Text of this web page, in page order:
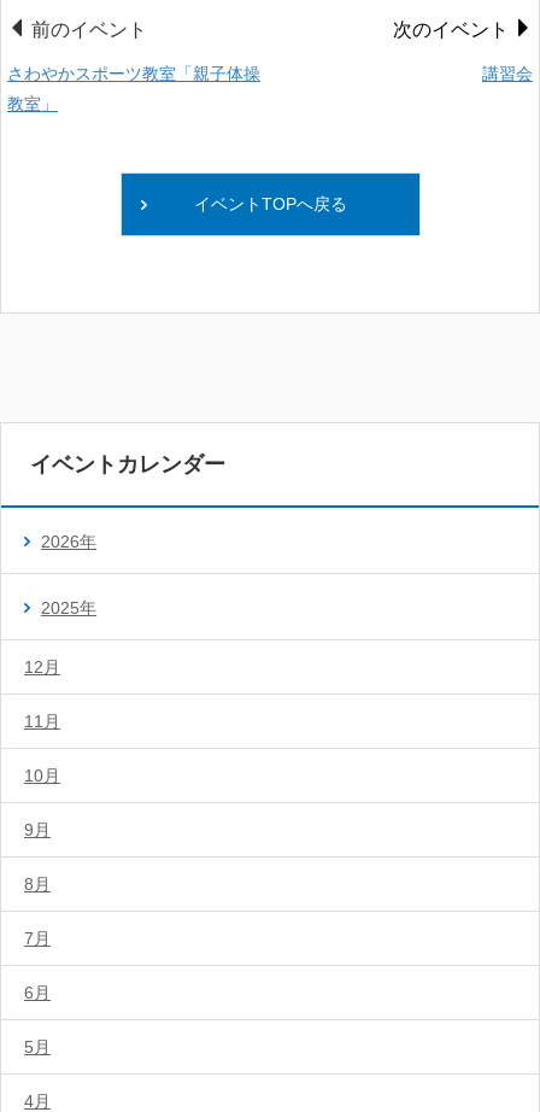
前のイベント
さわやかスポーツ教室「親子体操
教室」
次のイベント
講習会
イベントTOPへ戻る
イベントカレンダー
2026年
2025年
12月
11月
10月
9月
8月
7月
6月
5月
4月